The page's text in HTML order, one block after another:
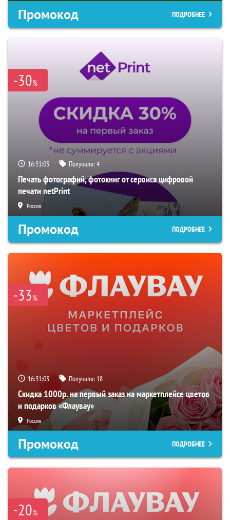
Промокод ПОДРОБНЕЕ
-30%
16:31:02 Получили:4
Печать фотографий, фотокниг от сервиса цифровой
печати netPrint
Россия
Промокод ПОДРОБНЕЕ
-33%
16:31:02 Получили: 18
Скидка 1000р. на первый заказ на маркетплейсе цветов
и подарков «Флаувау»
Россия
Промокод ПОДРОБНЕЕ
-20%